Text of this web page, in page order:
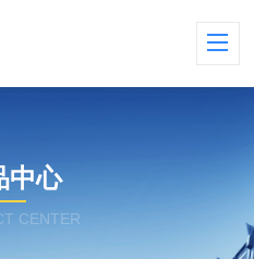
中心
CENTER